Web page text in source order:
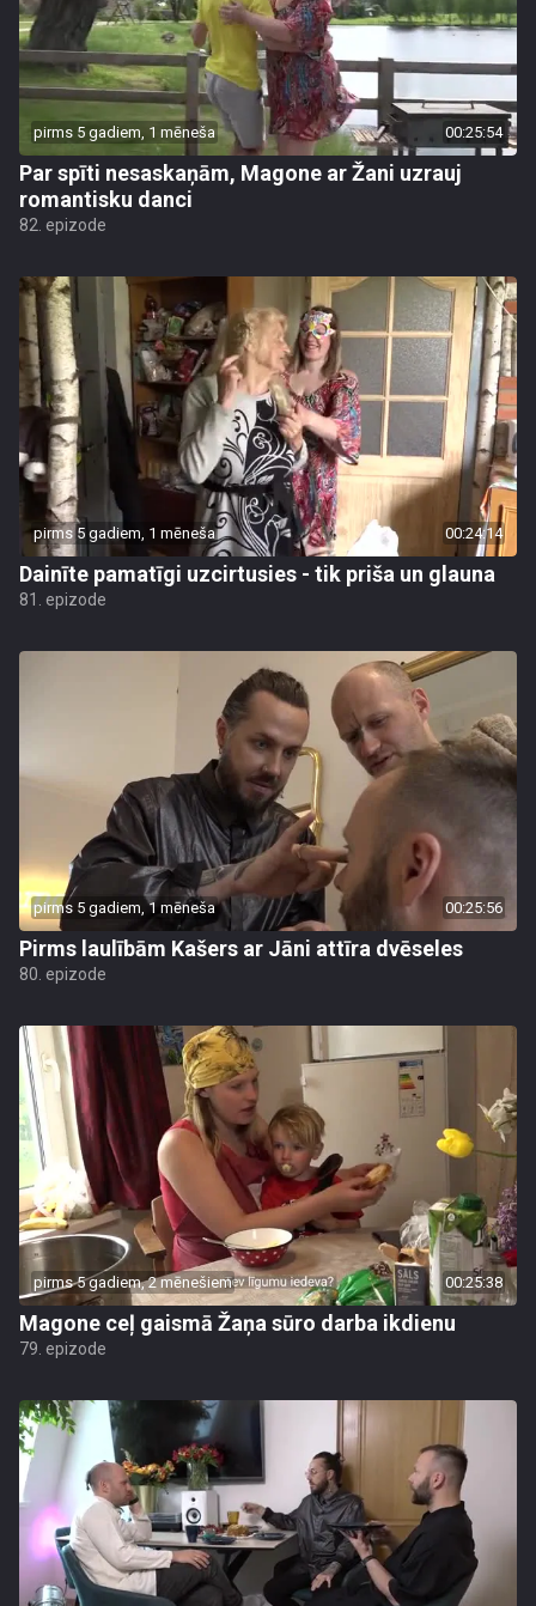
pirms 5 gadiem, 1 mēneša 00:25:54
Par spīti nesaskaņām, Magone ar Žani uzrauj
romantisku danci
82. epizode
pirms 5 gadiem, 1 mēneša 00:24:14
Dainīte pamatīgi uzcirtusies - tik priša un glauna
81. epizode
pirms 5 gadiem, 1 mēneša 00:25:56
Pirms laulībām Kašers ar Jāni attīra dvēseles
80. epizode
pirms 5 gadiem, 2 mēnešiem 00:25:38
Magone ceļ gaismā Žaņa sūro darba ikdienu
79. epizode